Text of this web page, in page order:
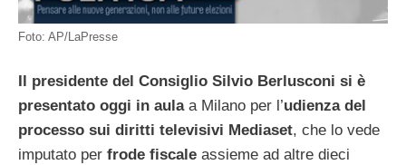
Foto: AP/LaPresse
Il presidente del Consiglio Silvio Berlusconi si è
presentato oggi in aulaa Milano per l’udienza del
processo sui diritti televisivi Mediaset, che lo vede
imputato per frode fiscale assieme ad altre dieci